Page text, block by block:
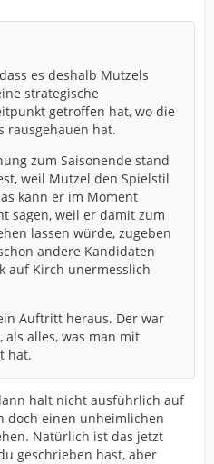
es deshalb Mutzels
strategische
getroffen hat, wo die
rausgehauen hat.
zum Saisonende stand
weil Mutzel den Spielstil
kann er im Moment
sagen, weil er damit zum
lassen würde, zugeben
andere Kandidaten
auf Kirch unermesslich
Auftritt heraus. Der war
alles, was man mit
hat.
halt nicht ausführlich auf
doch einen unheimlichen
Natürlich ist das jetzt
geschrieben hast, aber